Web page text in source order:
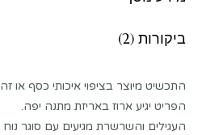
ביקורות (2)
התכשיט מיוצר בציפוי איכותי כסף או
הפריט יגיע ארוז באריזת מתנה יפה.
העגילים והשרשרת מגיעים עם סוגר נוח